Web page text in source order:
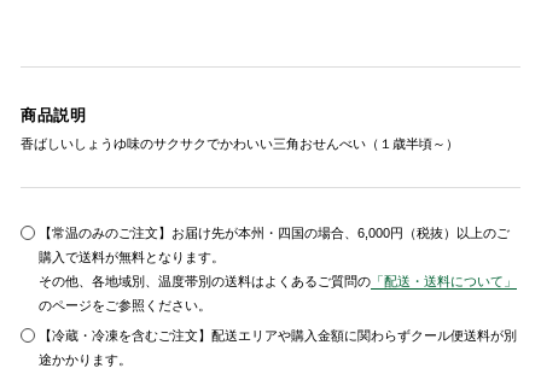
商品説明
香ばしいしょうゆ味のサクサクでかわいい三角おせんべい（１歳半頃～）
【常温のみのご注文】お届け先が本州・四国の場合、6,000円（税抜）以上のご
購入で送料が無料となります。
その他、各地域別、温度帯別の送料はよくあるご質問の 「配送・送料について」
のページをご参照ください。
【冷蔵・冷凍を含むご注文】配送エリアや購入金額に関わらずクール便送料が別
途かかります。